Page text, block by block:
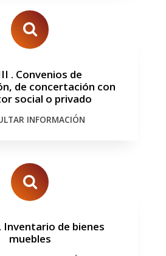
. Convenios de
de concertación con
social o privado
INFORMACIÓN
. Inventario de bienes
muebles